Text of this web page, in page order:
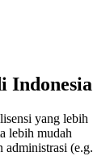
Indonesia
yang lebih
lebih mudah
administrasi (e.g.